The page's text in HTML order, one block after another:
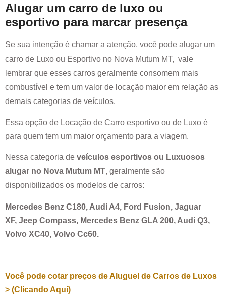
Alugar um carro de luxo ou
esportivo para marcar presença
Se sua intenção é chamar a atenção, você pode alugar um
carro de Luxo ou Esportivo no Nova Mutum MT, vale
lembrar que esses carros geralmente consomem mais
combustível e tem um valor de locação maior em relação as
demais categorias de veículos.
Essa opção de Locação de Carro esportivo ou de Luxo é
para quem tem um maior orçamento para a viagem.
Nessa categoria de veículos esportivos ou Luxuosos
alugar no Nova Mutum MT, geralmente são
disponibilizados os modelos de carros:
Mercedes Benz C180, Audi A4, Ford Fusion, Jaguar
XF, Jeep Compass, Mercedes Benz GLA 200, Audi Q3,
Volvo XC40, Volvo Cc60.
Você pode cotar preços de Aluguel de Carros de Luxos
> (Clicando Aqui)